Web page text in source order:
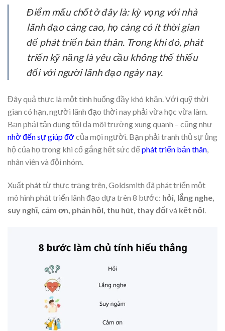
Điểm mấu chốt ở đây là: kỳ vọng với nhà
lãnh đạo càng cao, họ càng có ít thời gian
để phát triển bản thân. Trong khi đó, phát
triển kỹ năng là yêu cầu không thể thiếu
đối với người lãnh đạo ngày nay.
Đây quả thực là một tình huống đầy khó khăn. Với quỹ thời
gian có hạn, người lãnh đạo thời nay phải vừa học vừa làm.
Bạn phải tận dụng tối đa môi trường xung quanh – cũng như
nhờ đến sự giúp đỡ của mọi người. Bạn phải tranh thủ sự ủng
hộ của họ trong khi cố gắng hết sức để phát triển bản thân,
nhân viên và đội nhóm.
Xuất phát từ thực trạng trên, Goldsmith đã phát triển một
mô hình phát triển lãnh đạo dựa trên 8 bước: hỏi, lắng nghe,
suy nghĩ, cảm ơn, phản hồi, thu hút, thay đổivà kết nối.